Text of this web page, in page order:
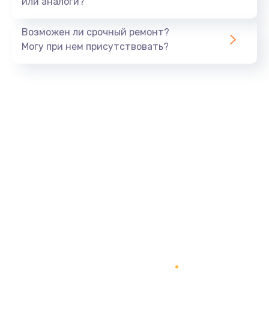
Возможен ли срочный ремонт?
Могу при нем присутствовать?